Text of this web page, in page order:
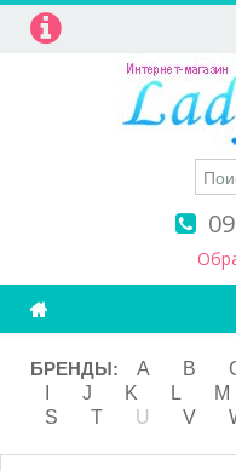
Ароматерапия
Витамины
Детям и мамам
БРЕНДЫ: A B
J K L M
S
T U V